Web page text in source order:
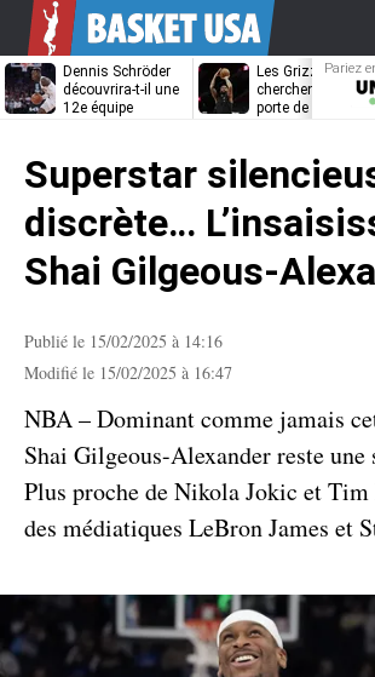
Dennis Schröder
découvrira-t-il une
12e équipe
Les Grizzlies
cherchent déjà
porte de sortie
Pariez
Unibet
Superstar
discrète…
Shai Gilgeous-
Publié le 15/02/2025 à 14:16
Modifié le 15/02/2025 à 16:47
NBA – Dominant comme jamais
Shai Gilgeous-Alexander reste
Plus proche de Nikola Jokic et Tim
des médiatiques LeBron James et